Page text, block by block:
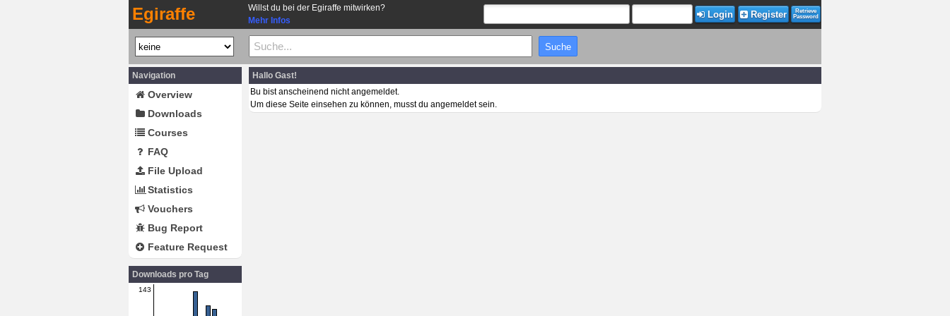
Egiraffe
Willst du bei der Egiraffe mitwirken?
Mehr Infos
Login Register
Retrieve
Password
Navigation
Overview
Downloads
Courses
FAQ
File Upload
Statistics
Vouchers
Bug Report
Feature Request
Downloads pro Tag
143
Hallo Gast!
Bu bist anscheinend nicht angemeldet.
Um diese Seite einsehen zu können, musst du angemeldet sein.